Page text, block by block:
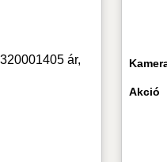
ár,
Akció